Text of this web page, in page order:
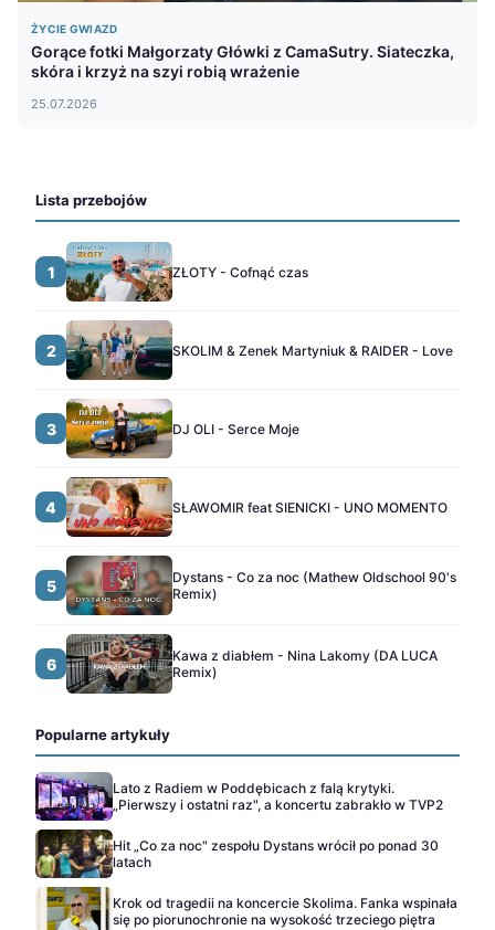
ŻYCIE GWIAZD
Gorące fotki Małgorzaty Główki z CamaSutry. Siateczka,
skóra i krzyż na szyi robią wrażenie
25.07.2026
Lista przebojów
1 ZŁOTY - Cofnąć czas
2 SKOLIM & Zenek Martyniuk & RAIDER - Love
3 DJ OLI - Serce Moje
4 SŁAWOMIR feat SIENICKI - UNO MOMENTO
5
Dystans - Co za noc (Mathew Oldschool 90's
Remix)
6
Kawa z diabłem - Nina Lakomy (DA LUCA
Remix)
Popularne artykuły
Lato z Radiem w Poddębicach z falą krytyki.
„Pierwszy i ostatni raz", a koncertu zabrakło w TVP2
Hit „Co za noc" zespołu Dystans wrócił po ponad 30
latach
Krok od tragedii na koncercie Skolima. Fanka wspinała
się po piorunochronie na wysokość trzeciego piętra